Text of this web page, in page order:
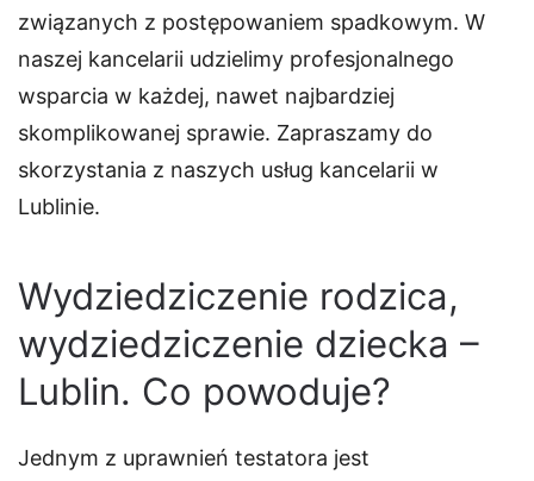
związanych z postępowaniem spadkowym. W
naszej kancelarii udzielimy profesjonalnego
wsparcia w każdej, nawet najbardziej
skomplikowanej sprawie. Zapraszamy do
skorzystania z naszych usług kancelarii w
Lublinie.
Wydziedziczenie rodzica,
wydziedziczenie dziecka –
Lublin. Co powoduje?
Jednym z uprawnień testatora jest